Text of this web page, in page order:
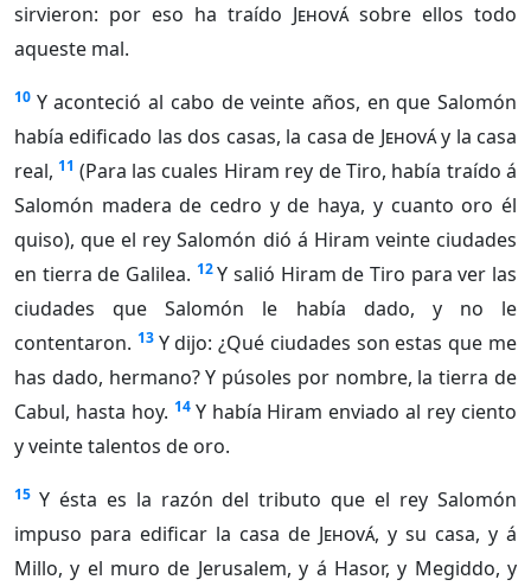
sirvieron: por eso ha traído Jehovásobre ellos todo
aqueste mal.
10 Y aconteció al cabo de veinte años, en que Salomón
había edificado las dos casas, la casa de Jehováy la casa
real, 11 (Para las cuales Hiram rey de Tiro, había traído á
Salomón madera de cedro y de haya, y cuanto oro él
quiso), que el rey Salomón dió á Hiram veinte ciudades
en tierra de Galilea. 12 Y salió Hiram de Tiro para ver las
ciudades que Salomón le había dado, y no le
contentaron. 13 Y dijo: ¿Qué ciudades son estas que me
has dado, hermano? Y púsoles por nombre, la tierra de
Cabul, hasta hoy. 14 Y había Hiram enviado al rey ciento
y veinte talentos de oro.
15 Y ésta es la razón del tributo que el rey Salomón
impuso para edificar la casa de Jehová, y su casa, y á
Millo, y el muro de Jerusalem, y á Hasor, y Megiddo, y